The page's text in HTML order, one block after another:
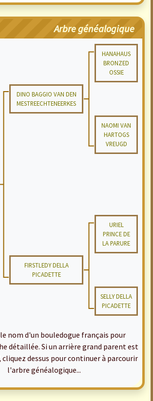
Arbre généalogique
HANAHAUS
BRONZED
OSSIE
DINO BAGGIO VAN DEN
MESTREECHTENEERKES
NAOMI VAN
HARTOGS
VREUGD
URIEL
PRINCE DE
LA PARURE
FIRSTLEDY DELLA
PICADETTE
SELLY DELLA
PICADETTE
nom d'un bouledogue français pour
détaillée. Si un arrière grand parent est
cliquez dessus pour continuer à parcourir
l'arbre généalogique...